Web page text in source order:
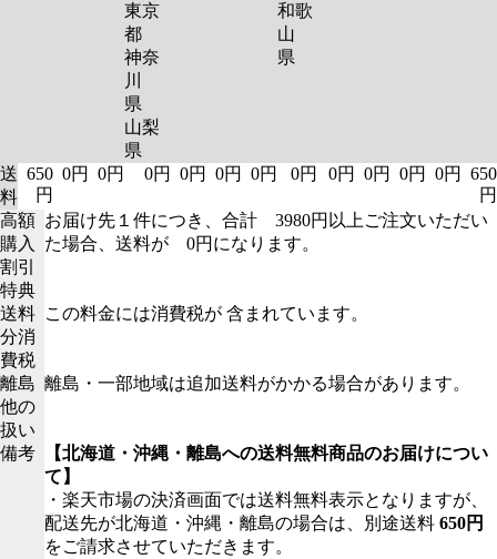
東京
都
神奈
川
県
山梨
県
和歌
山
県
送
料
650
円
0円 0円 0円 0円 0円 0円 0円 0円 0円 0円 0円
650
円
高額
購入
割引
特典
お届け先１件につき、合計 3980円以上ご注文いただい
た場合、送料が 0円になります。
送料
分消
費税
この料金には消費税が 含まれています。
離島
他の
扱い
離島・一部地域は追加送料がかかる場合があります。
備考
【北海道・沖縄・離島への送料無料商品のお届けについ
て】
・楽天市場の決済画面では送料無料表示となりますが、
配送先が北海道・沖縄・離島の場合は、別途送料 650円
をご請求させていただきます。